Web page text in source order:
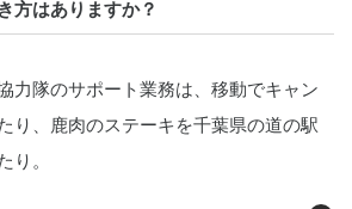
方はありますか？
力隊のサポート業務は、移動でキャン
り、鹿肉のステーキを千葉県の道の駅
り。